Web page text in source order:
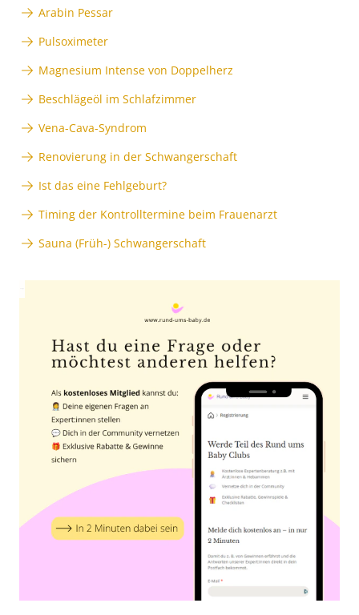
Arabin Pessar
Pulsoximeter
Magnesium Intense von Doppelherz
Beschlägeöl im Schlafzimmer
Vena-Cava-Syndrom
Renovierung in der Schwangerschaft
Ist das eine Fehlgeburt?
Timing der Kontrolltermine beim Frauenarzt
Sauna (Früh-) Schwangerschaft